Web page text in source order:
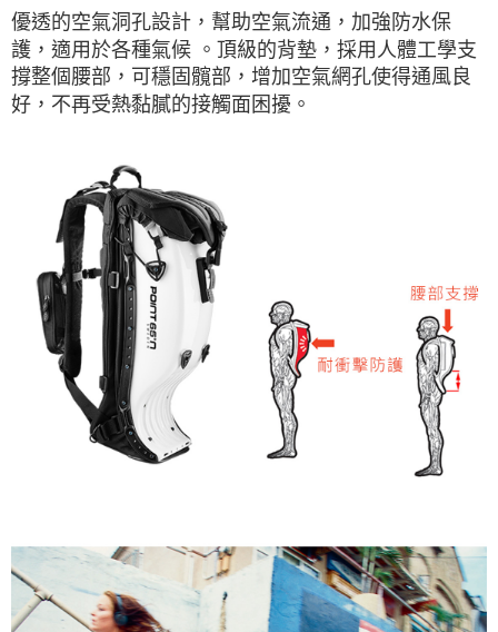
優透的空氣洞孔設計，幫助空氣流通，加強防水保
護，適用於各種氣候 。頂級的背墊，採用人體工學支
撐整個腰部，可穩固髖部，增加空氣網孔使得通風良
好，不再受熱黏膩的接觸面困擾。